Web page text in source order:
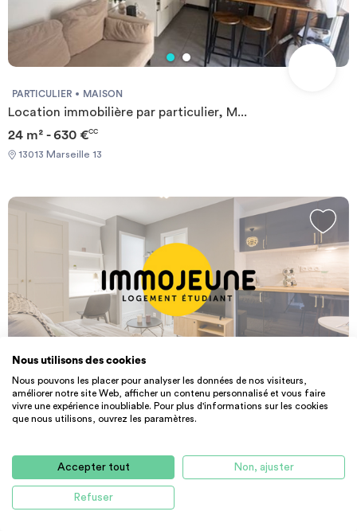
PARTICULIER MAISON
Location immobilière par particulier, M...
24 m² - 630 €CC
13013 Marseille 13
PARTICULIER APPARTEMENT
Location particulier Marseille 12, appa...
Nous utilisons des cookies
Nous pouvons les placer pour analyser les données de nos visiteurs,
améliorer notre site Web, afficher un contenu personnalisé et vous faire
vivre une expérience inoubliable. Pour plus d'informations sur les cookies
que nous utilisons, ouvrez les paramètres.
Accepter tout Non, ajuster
Refuser